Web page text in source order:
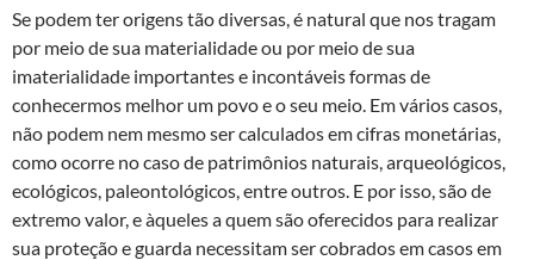
Se podem ter origens tão diversas, é natural que nos tragam
por meio de sua materialidade ou por meio de sua
imaterialidade importantes e incontáveis formas de
conhecermos melhor um povo e o seu meio. Em vários casos,
não podem nem mesmo ser calculados em cifras monetárias,
como ocorre no caso de patrimônios naturais, arqueológicos,
ecológicos, paleontológicos, entre outros. E por isso, são de
extremo valor, e àqueles a quem são oferecidos para realizar
sua proteção e guarda necessitam ser cobrados em casos em